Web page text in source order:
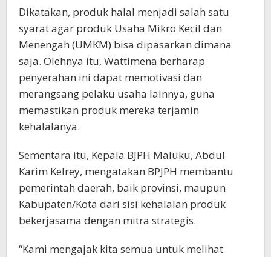
Dikatakan, produk halal menjadi salah satu
syarat agar produk Usaha Mikro Kecil dan
Menengah (UMKM) bisa dipasarkan dimana
saja. Olehnya itu, Wattimena berharap
penyerahan ini dapat memotivasi dan
merangsang pelaku usaha lainnya, guna
memastikan produk mereka terjamin
kehalalanya.
Sementara itu, Kepala BJPH Maluku, Abdul
Karim Kelrey, mengatakan BPJPH membantu
pemerintah daerah, baik provinsi, maupun
Kabupaten/Kota dari sisi kehalalan produk
bekerjasama dengan mitra strategis.
“Kami mengajak kita semua untuk melihat